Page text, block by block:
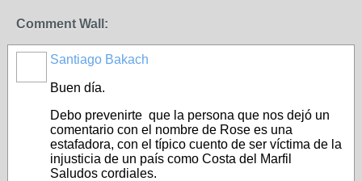
Comment Wall:
Santiago Bakach
Buen día.
Debo prevenirte que la persona que nos dejó un
comentario con el nombre de Rose es una
estafadora, con el típico cuento de ser víctima de la
injusticia de un país como Costa del Marfil
Saludos cordiales.